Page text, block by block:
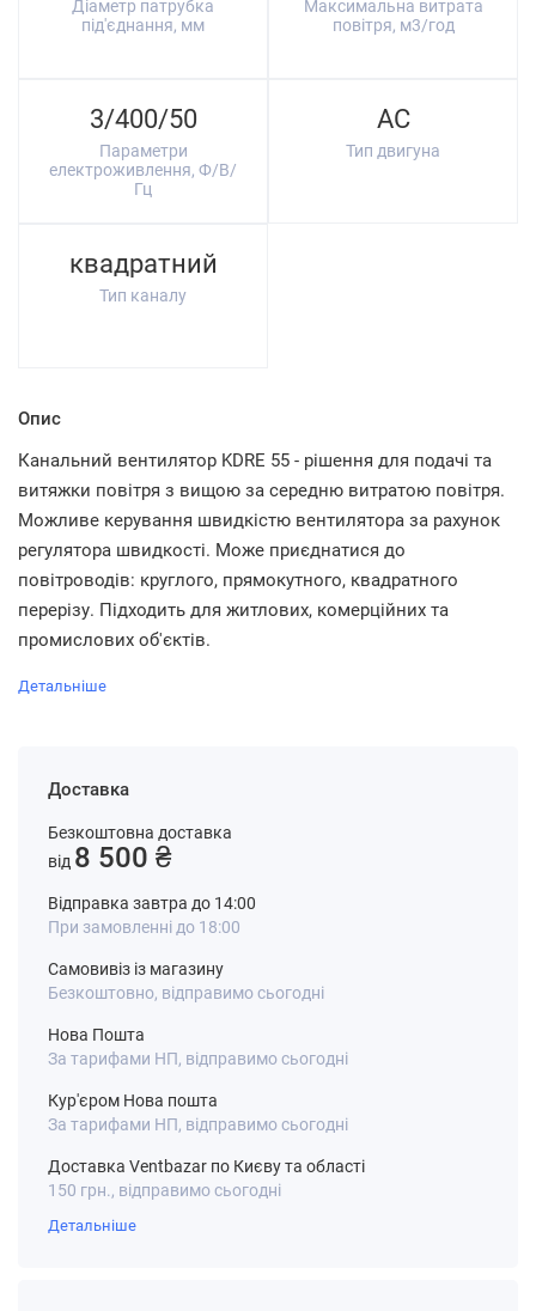
Діаметр патрубка
під'єднання, мм
Максимальна витрата
повітря, м3/год
3/400/50
Параметри
електроживлення, Ф/В/
Гц
AC
Тип двигуна
квадратний
Тип каналу
Опис
Канальний вентилятор KDRE 55 - рішення для подачі та
витяжки повітря з вищою за середню витратою повітря.
Можливе керування швидкістю вентилятора за рахунок
регулятора швидкості. Може приєднатися до
повітроводів: круглого, прямокутного, квадратного
перерізу. Підходить для житлових, комерційних та
промислових об'єктів.
Детальніше
Доставка
Безкоштовна доставка
від 8 500 ₴
Відправка завтра до 14:00
При замовленні до 18:00
Самовивіз із магазину
Безкоштовно, відправимо сьогодні
Нова Пошта
За тарифами НП, відправимо сьогодні
Кур'єром Нова пошта
За тарифами НП, відправимо сьогодні
Доставка Ventbazar по Києву та області
150 грн., відправимо сьогодні
Детальніше